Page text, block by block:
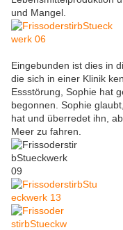
und Mangel.
Eingebunden ist dies in
die sich in einer Klinik
Essstörung, Sophie hat
begonnen. Sophie
hat und überredet ihn,
Meer zu fahren.